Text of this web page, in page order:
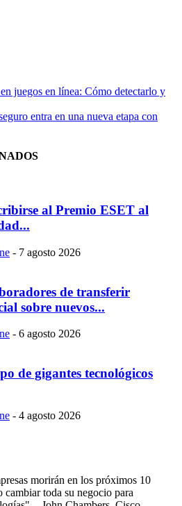
juegos en línea: Cómo detectarlo y
entra en una nueva etapa con
al Premio ESET al
- 7 agosto 2026
de transferir
sobre nuevos...
- 6 agosto 2026
de gigantes tecnológicos
- 4 agosto 2026
morirán en los próximos 10
cambiar toda su negocio para